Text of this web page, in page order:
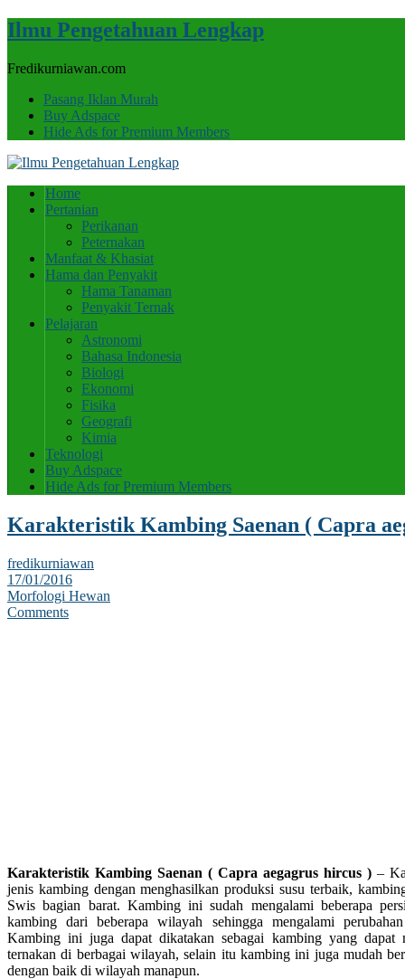
Ilmu Pengetahuan Lengkap
Fredikurniawan.com
Pasang Iklan Murah
Buy Adspace
Hide Ads for Premium Members
Home
Pertanian
Perikanan
Peternakan
Manfaat & Khasiat
Hama dan Penyakit
Hama Tanaman
Penyakit Ternak
Pelajaran
Astronomi
Bahasa Indonesia
Biologi
Ekonomi
Fisika
Geografi
Kimia
Teknologi
Buy Adspace
Hide Ads for Premium Members
Karakteristik Kambing Saenan ( Capra
fredikurniawan
17/01/2016
Morfologi Hewan
Comments
Karakteristik Kambing Saenan ( Capra aegagrus hircus ) –
jenis kambing dengan menghasilkan produksi susu terbaik,
Swis bagian barat. Kambing ini sudah mengalami beberapa
kambing dari beberapa wilayah sehingga mengalami
Kambing ini juga dapat dikatakan sebagai kambing yang
ternakan di berbagai wilayah, selain itu kambing ini juga mudah
dengan baik di wilayah manapun.